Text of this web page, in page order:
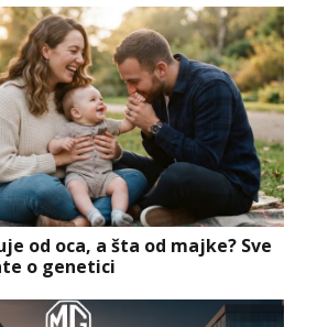
od oca, a šta od majke? Sve
o genetici